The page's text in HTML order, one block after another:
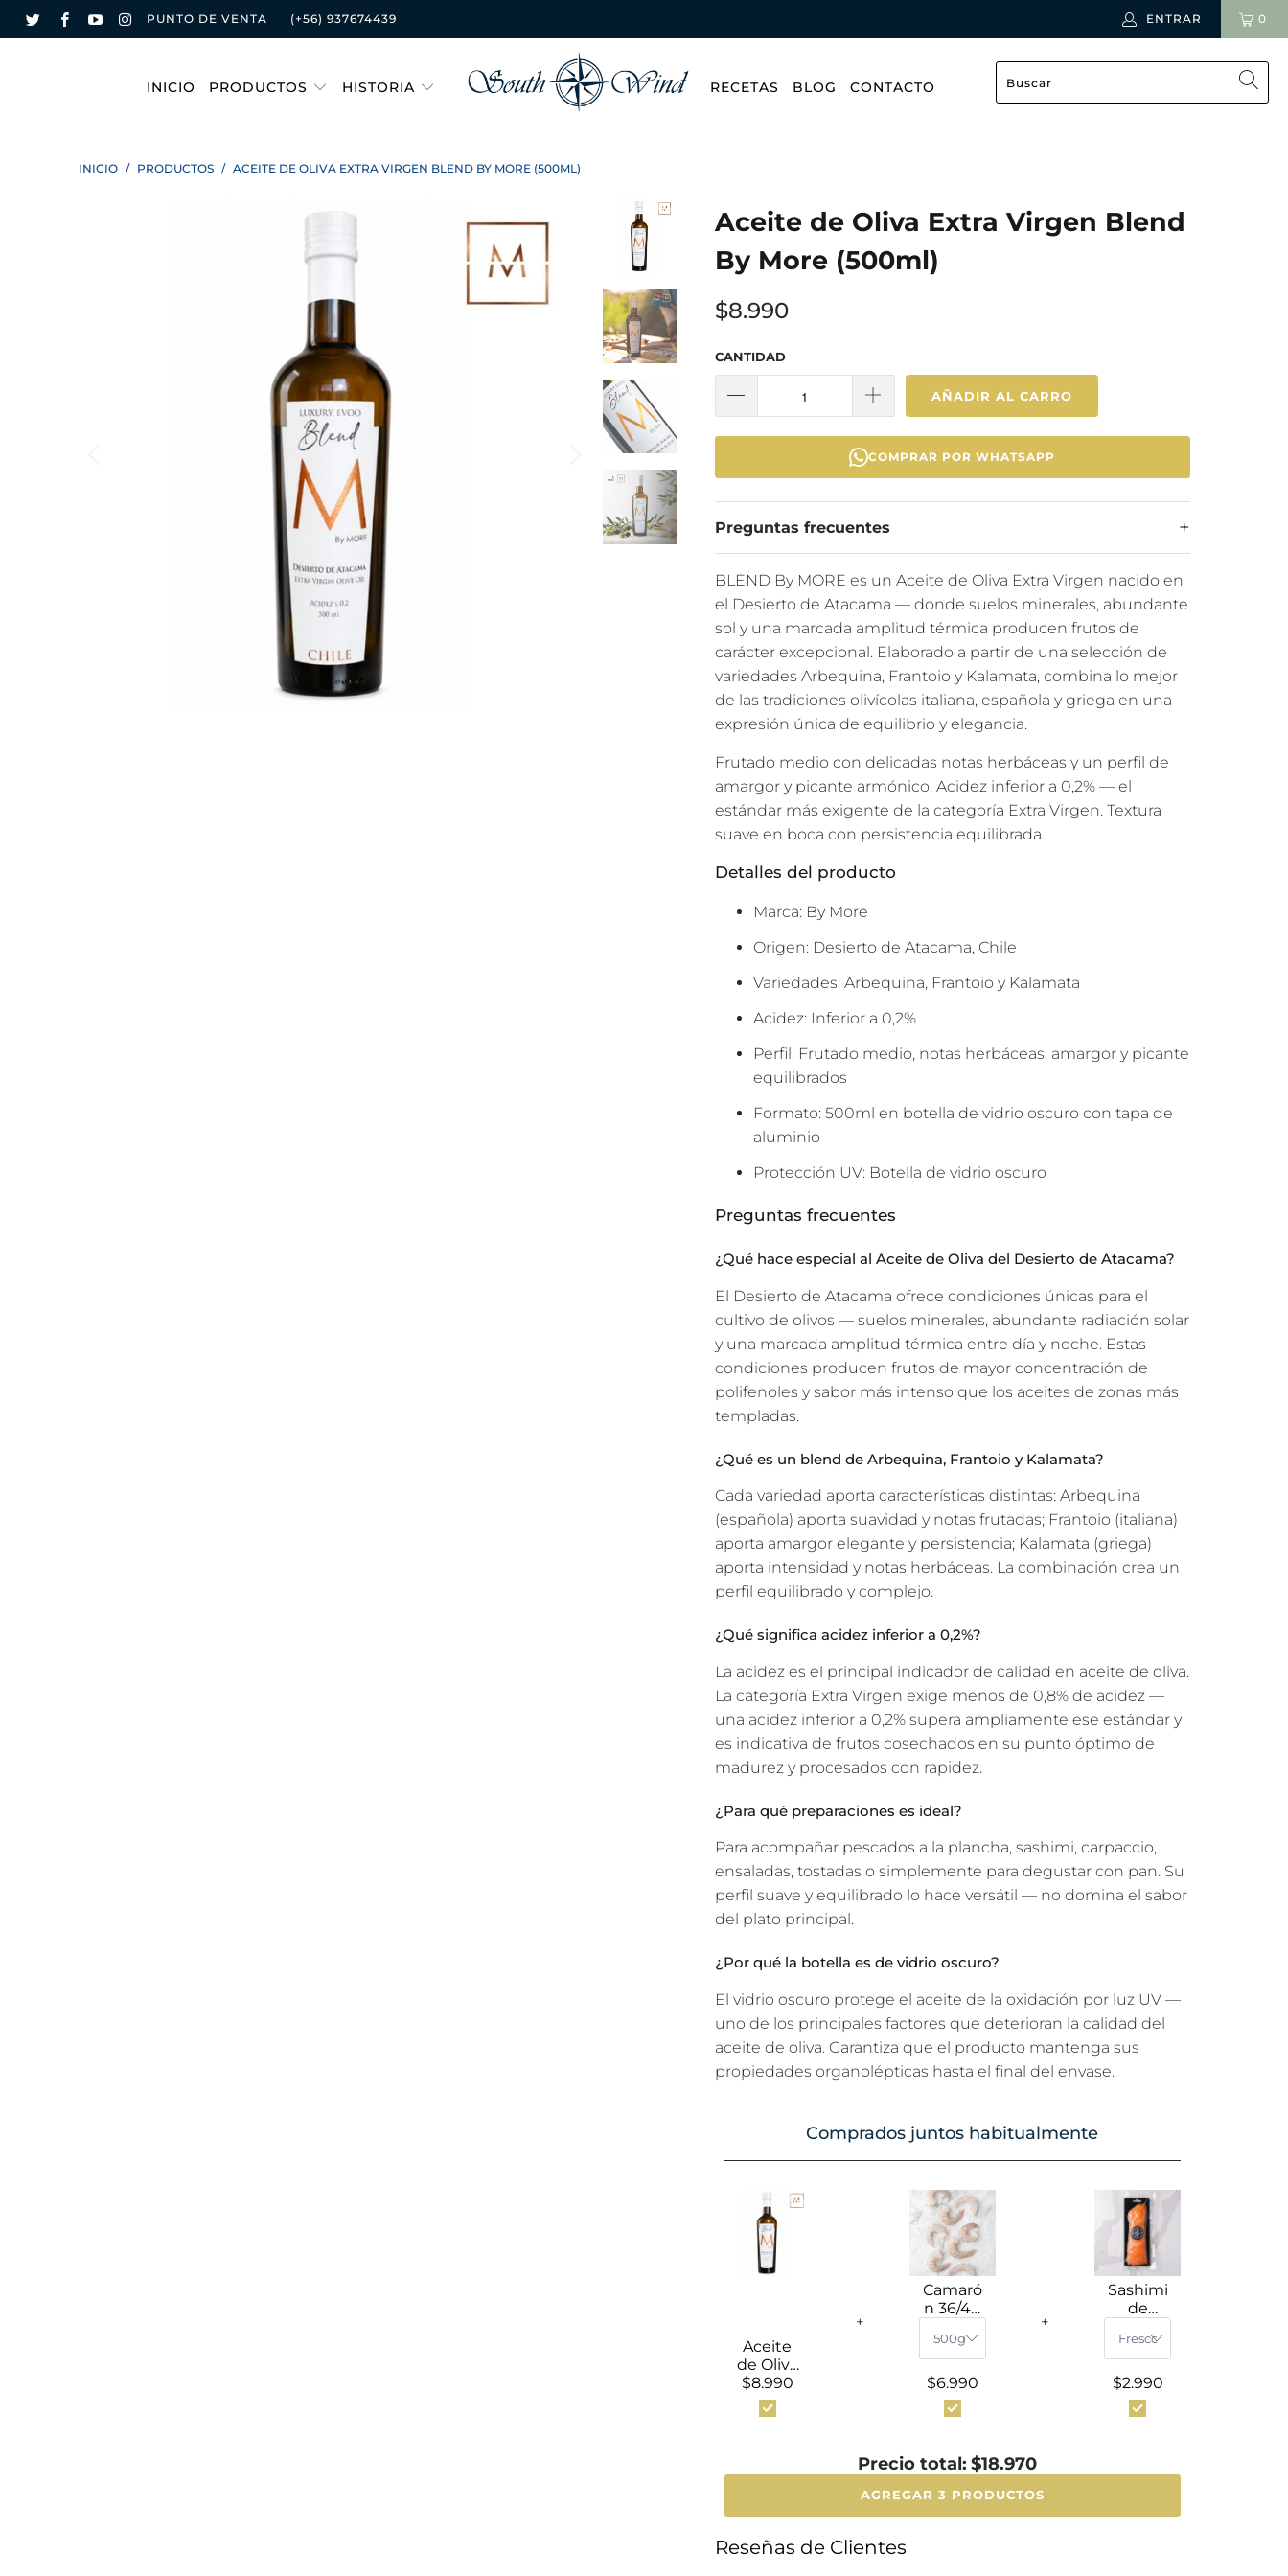
PUNTO DE VENTA (+56) 937674439 ENTRAR 0
INICIO PRODUCTOS HISTORIA RECETAS BLOG CONTACTO
INICIO / PRODUCTOS / ACEITE DE OLIVA EXTRA VIRGEN BLEND BY MORE (500ML)
Aceite de Oliva Extra Virgen Blend
By More (500ml)
$8.990
CANTIDAD
AÑADIR AL CARRO
COMPRAR POR WHATSAPP
Preguntas frecuentes
BLEND By MORE es un Aceite de Oliva Extra Virgen nacido en
el Desierto de Atacama — donde suelos minerales, abundante
sol y una marcada amplitud térmica producen frutos de
carácter excepcional. Elaborado a partir de una selección de
variedades Arbequina, Frantoio y Kalamata, combina lo mejor
de las tradiciones olivícolas italiana, española y griega en una
expresión única de equilibrio y elegancia.
Frutado medio con delicadas notas herbáceas y un perfil de
amargor y picante armónico. Acidez inferior a 0,2% — el
estándar más exigente de la categoría Extra Virgen. Textura
suave en boca con persistencia equilibrada.
Detalles del producto
Marca: By More
Origen: Desierto de Atacama, Chile
Variedades: Arbequina, Frantoio y Kalamata
Acidez: Inferior a 0,2%
Perfil: Frutado medio, notas herbáceas, amargor y picante
equilibrados
Formato: 500ml en botella de vidrio oscuro con tapa de
aluminio
Protección UV: Botella de vidrio oscuro
Preguntas frecuentes
¿Qué hace especial al Aceite de Oliva del Desierto de Atacama?
El Desierto de Atacama ofrece condiciones únicas para el
cultivo de olivos — suelos minerales, abundante radiación solar
y una marcada amplitud térmica entre día y noche. Estas
condiciones producen frutos de mayor concentración de
polifenoles y sabor más intenso que los aceites de zonas más
templadas.
¿Qué es un blend de Arbequina, Frantoio y Kalamata?
Cada variedad aporta características distintas: Arbequina
(española) aporta suavidad y notas frutadas; Frantoio (italiana)
aporta amargor elegante y persistencia; Kalamata (griega)
aporta intensidad y notas herbáceas. La combinación crea un
perfil equilibrado y complejo.
¿Qué significa acidez inferior a 0,2%?
La acidez es el principal indicador de calidad en aceite de oliva.
La categoría Extra Virgen exige menos de 0,8% de acidez —
una acidez inferior a 0,2% supera ampliamente ese estándar y
es indicativa de frutos cosechados en su punto óptimo de
madurez y procesados con rapidez.
¿Para qué preparaciones es ideal?
Para acompañar pescados a la plancha, sashimi, carpaccio,
ensaladas, tostadas o simplemente para degustar con pan. Su
perfil suave y equilibrado lo hace versátil — no domina el sabor
del plato principal.
¿Por qué la botella es de vidrio oscuro?
El vidrio oscuro protege el aceite de la oxidación por luz UV —
uno de los principales factores que deterioran la calidad del
aceite de oliva. Garantiza que el producto mantenga sus
propiedades organolépticas hasta el final del envase.
Comprados juntos habitualmente
Aceite
de Oliva
Extra
Virgen
Blend
$8.990
+
Camaró
n 36/40
Desvena
do
$6.990
+
Sashimi
de
(100g)
$2.990
Precio total: $18.970
AGREGAR 3 PRODUCTOS
Reseñas de Clientes